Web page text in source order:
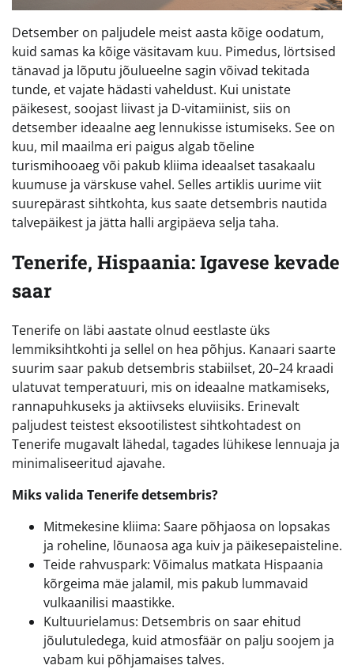
Detsember on paljudele meist aasta kõige oodatum,
kuid samas ka kõige väsitavam kuu. Pimedus, lörtsised
tänavad ja lõputu jõulueelne sagin võivad tekitada
tunde, et vajate hädasti vaheldust. Kui unistate
päikesest, soojast liivast ja D-vitamiinist, siis on
detsember ideaalne aeg lennukisse istumiseks. See on
kuu, mil maailma eri paigus algab tõeline
turismihooaeg või pakub kliima ideaalset tasakaalu
kuumuse ja värskuse vahel. Selles artiklis uurime viit
suurepärast sihtkohta, kus saate detsembris nautida
talvepäikest ja jätta halli argipäeva selja taha.
Tenerife, Hispaania: Igavese kevade
saar
Tenerife on läbi aastate olnud eestlaste üks
lemmiksihtkohti ja sellel on hea põhjus. Kanaari saarte
suurim saar pakub detsembris stabiilset, 20–24 kraadi
ulatuvat temperatuuri, mis on ideaalne matkamiseks,
rannapuhkuseks ja aktiivseks eluviisiks. Erinevalt
paljudest teistest eksootilistest sihtkohtadest on
Tenerife mugavalt lähedal, tagades lühikese lennuaja ja
minimaliseeritud ajavahe.
Miks valida Tenerife detsembris?
Mitmekesine kliima: Saare põhjaosa on lopsakas
ja roheline, lõunaosa aga kuiv ja päikesepaisteline.
Teide rahvuspark: Võimalus matkata Hispaania
kõrgeima mäe jalamil, mis pakub lummavaid
vulkaanilisi maastikke.
Kultuurielamus: Detsembris on saar ehitud
jõulutuledega, kuid atmosfäär on palju soojem ja
vabam kui põhjamaises talves.